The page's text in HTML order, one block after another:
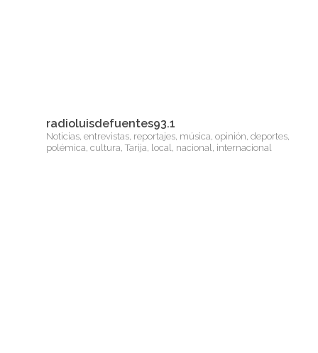
radioluisdefuentes93.1
Noticias, entrevistas, reportajes, música, opinión, deportes,
polémica, cultura, Tarija, local, nacional, internacional